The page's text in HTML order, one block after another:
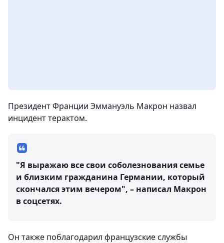
Президент Франции Эммануэль Макрон назвал
инцидент терактом.
"Я выражаю все свои соболезнования семье
и близким гражданина Германии, который
скончался этим вечером", – написал Макрон
в соцсетях.
Он также поблагодарил французские службы